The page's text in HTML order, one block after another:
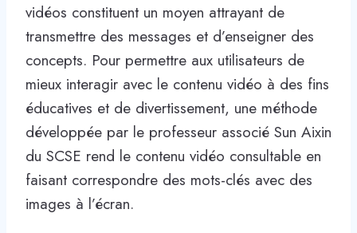
vidéos constituent un moyen attrayant de
transmettre des messages et d’enseigner des
concepts. Pour permettre aux utilisateurs de
mieux interagir avec le contenu vidéo à des fins
éducatives et de divertissement, une méthode
développée par le professeur associé Sun Aixin
du SCSE rend le contenu vidéo consultable en
faisant correspondre des mots-clés avec des
images à l’écran.